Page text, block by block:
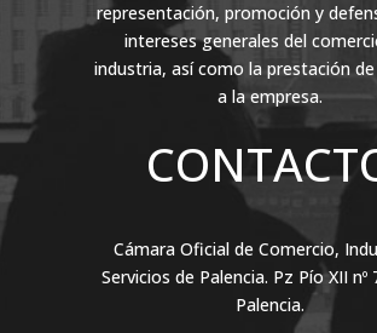
representación, promoción y
intereses generales del
industria, así como la prestación
a la empresa.
Cámara Oficial de Comercio,
Servicios de Palencia. Pz Pío XII nº
Palencia.